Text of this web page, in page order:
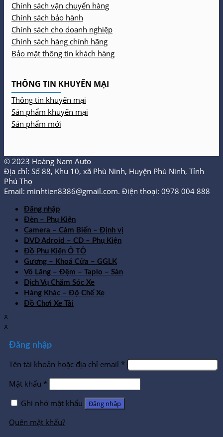
Chính sách vận chuyển hàng
Chính sách bảo hành
Chính sách cho doanh nghiệp
Chính sách hàng chính hãng
Bảo mật thông tin khách hàng
THÔNG TIN KHUYẾN MẠI
Thông tin khuyến mại
Sản phẩm khuyến mại
Sản phẩm mới
© 2023 Hoàng Nam Auto
Địa chỉ: Số 88, Khu 10, xã Phù Ninh, Huyện Phù Ninh, Tỉnh
Phú Thọ
Email: minhtien8386@gmail.com. Điện thoại: 0978 004 888
Đăng nhập
Đèn – Phụ Kiện
Camera – Cảm Biến – Định vị
DVD Adroid – CD – Phụ Kiện
Đồ Phụ Kiện Ô TÔ
Gương – Khoá Cửa – GGLK
Vô Lăng – Đệm – Taplo – Sàn
Dịch Vụ Chăm Sóc Xe
Hàng Khác – Độ Chế Xe
Đồ Chơi Xe Tải
x
x
Đăng nhập
Tên tài khoản hoặc địa chỉ email *
Mật khẩu *
Ghi nhớ mật khẩu
Đăng nhập
Quên mật khẩu?